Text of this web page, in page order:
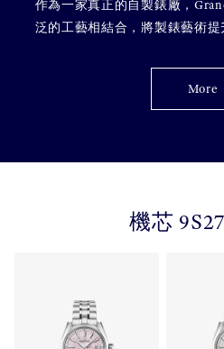
作為一家真正的自製錶廠，
泛的工藝相結合，將製錶藝術提
More
機芯